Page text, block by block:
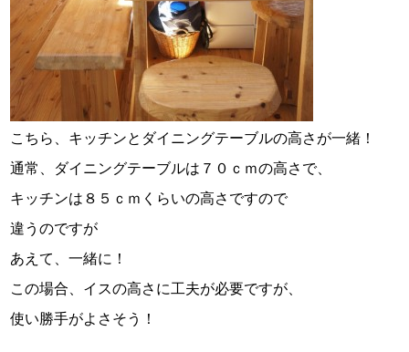
こちら、キッチンとダイニングテーブルの高さが一緒！
通常、ダイニングテーブルは７０ｃｍの高さで、
キッチンは８５ｃｍくらいの高さですので
違うのですが
あえて、一緒に！
この場合、イスの高さに工夫が必要ですが、
使い勝手がよさそう！